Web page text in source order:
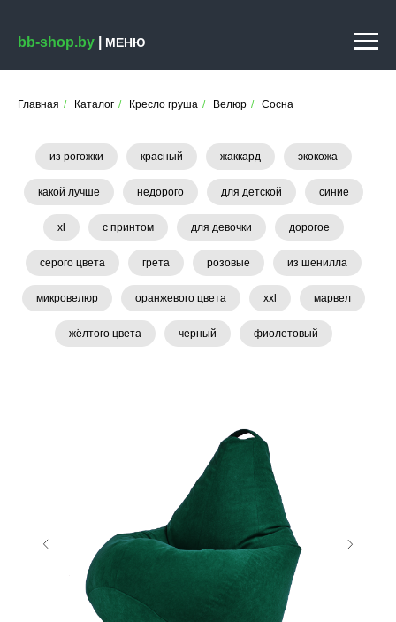
bb-shop.by МЕНЮ
Главная / Каталог / Кресло груша / Велюр / Сосна
из рогожки красный жаккард экокожа
какой лучше недорого для детской синие
xl с принтом для девочки дорогое
серого цвета грета розовые из шенилла
микровелюр оранжевого цвета xxl марвел
жёлтого цвета черный фиолетовый